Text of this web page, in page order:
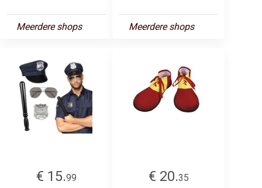
Meerdere shops Meerdere shops
€ 15.99 € 20.35